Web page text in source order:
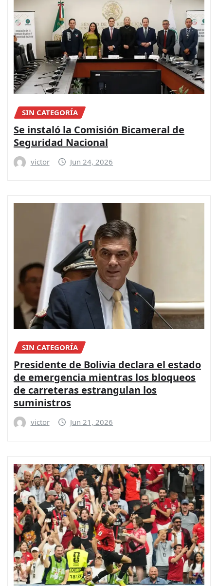
SIN CATEGORÍA
Se instaló la Comisión Bicameral de
Seguridad Nacional
victor Jun 24, 2026
SIN CATEGORÍA
Presidente de Bolivia declara el estado
de emergencia mientras los bloqueos
de carreteras estrangulan los
suministros
victor Jun 21, 2026